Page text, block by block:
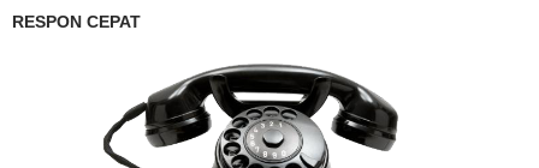
RESPON CEPAT